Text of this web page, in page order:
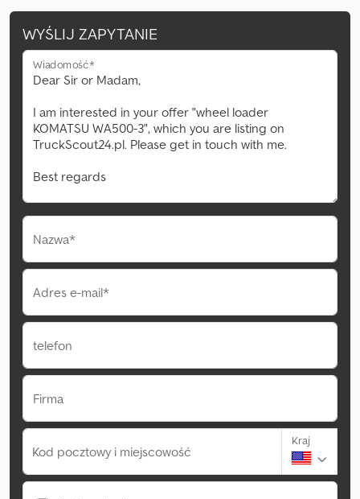
WYŚLIJ ZAPYTANIE
Wiadomość*
Nazwa*
Adres e-mail*
telefon
Firma
Kod pocztowy i miejscowość
Kraj